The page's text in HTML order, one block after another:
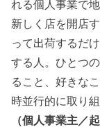
れる個人事業で
新しく店を開店
って出荷するだ
する人。ひとつ
ること、好きな
時並行的に取り
（個人事業主／